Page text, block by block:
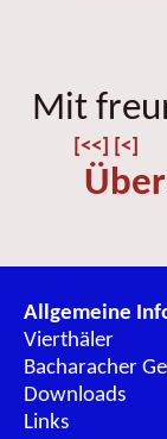
Mit
[<<] [<]
Allgemeine
Vierthäler
Bacharacher
Downloads
Links